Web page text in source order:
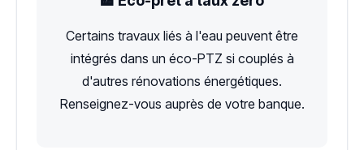
Certains travaux liés à l'eau peuvent être
intégrés dans un éco-PTZ si couplés à
d'autres rénovations énergétiques.
Renseignez-vous auprès de votre banque.